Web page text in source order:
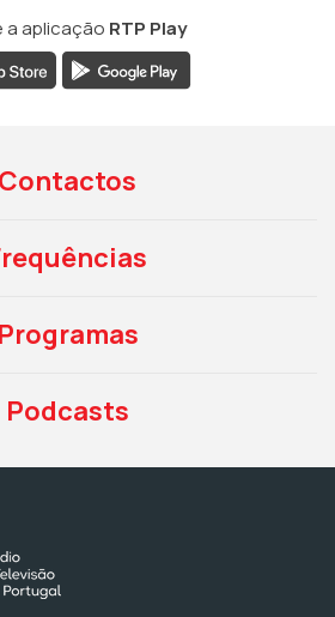
a aplicação RTP Play
Contactos
Programas
Podcasts